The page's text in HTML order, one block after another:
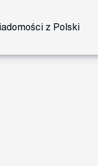
z Polski